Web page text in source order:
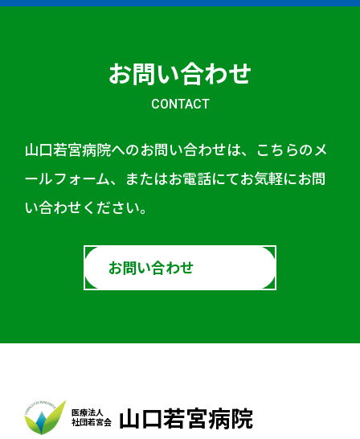
お問い合わせ
CONTACT
山口若宮病院へのお問い合わせは、こちらのメ
ールフォーム、またはお電話にてお気軽にお問
い合わせください。
お問い合わせ
医療法人
社団若宮会
山口若宮病院